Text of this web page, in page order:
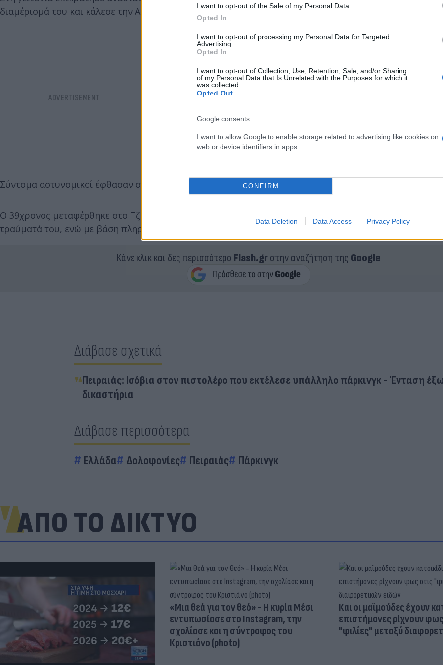
I want to opt-out of the Sale of my Personal Data.
Opted In
I want to opt-out of processing my Personal Data for Targeted
Advertising.
Opted In
I want to opt-out of Collection, Use, Retention, Sale, and/or Sharing
of my Personal Data that Is Unrelated with the Purposes for which it
was collected.
Opted Out
Google consents
I want to allow Google to enable storage related to advertising like cookies on
web or device identifiers in apps.
CONFIRM
Data Deletion Data Access Privacy Policy
διαμέρισμά του και κάλεσε την Αστυνομία παραδεχόμενος την πράξη του.
Σύντομα αστυνομικοί έφθασαν στο σημείο, όπου και συνέλαβαν τον δράστη στο σπίτι του.
Ο 39χρονος μεταφέρθηκε στο Τζάνειο Γενικό Νοσοκομείο Πειραιά, όπου και κατέληξε, υποκύπτοντας
τραύματά του, ενώ με βάση πληροφορίες ήταν πατέρας τριών παιδιών.
Κάνε κλικ και δες περισσότερο Flash.grστην αναζήτηση της Google
Διάβασε σχετικά
Πειραιάς: Ισόβια στον πιστολέρο που εκτέλεσε υπάλληλο πάρκινγκ - Ένταση
δικαστήρια
Διάβασε περισσότερα
Ελλάδα Δολοφονίες Πειραιάς Πάρκινγκ
ΑΠΟ ΤΟ ΔΙΚΤΥΟ
«Μια θεά για τον θεό» - Η κυρία Μέσι
εντυπωσίασε στο Instagram, την
σχολίασε και η σύντροφος του
Κριστιάνο (photo)
Και οι μαϊμούδες έχουν
επιστήμονες ρίχνουν
"φιλίες" μεταξύ